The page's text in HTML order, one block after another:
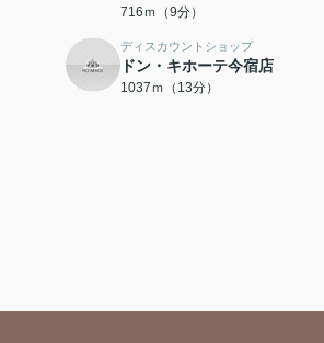
716ｍ（9分）
ディスカウントショップ
ドン・キホーテ今宿店
1037ｍ（13分）